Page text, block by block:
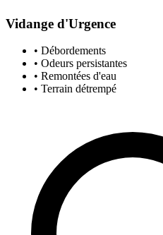
Vidange d'Urgence
• Débordements
• Odeurs persistantes
• Remontées d'eau
• Terrain détrempé